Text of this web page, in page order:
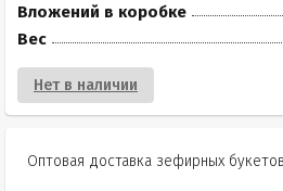
Вложений в коробке
Вес
Нет в наличии
Оптовая доставка зефирных